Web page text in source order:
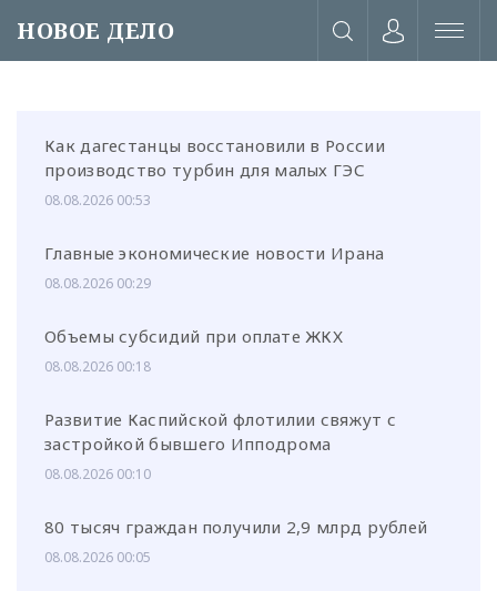
НОВОЕ ДЕЛО
или через соц. сети
Как дагестанцы восстановили в России
производство турбин для малых ГЭС
08.08.2026 00:53
Главные экономические новости Ирана
08.08.2026 00:29
Объемы субсидий при оплате ЖКХ
08.08.2026 00:18
Развитие Каспийской флотилии свяжут с
застройкой бывшего Ипподрома
08.08.2026 00:10
80 тысяч граждан получили 2,9 млрд рублей
08.08.2026 00:05